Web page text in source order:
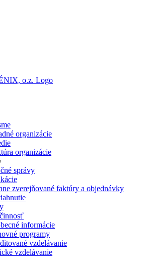
organizácie
organizácie
správy
zverejňované faktúry a objednávky
informácie
programy
vzdelávanie
vzdelávanie